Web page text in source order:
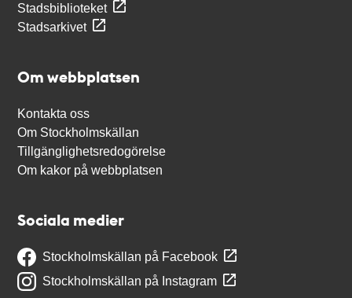
Stadsbiblioteket
Stadsarkivet
Om webbplatsen
Kontakta oss
Om Stockholmskällan
Tillgänglighetsredogörelse
Om kakor på webbplatsen
Sociala medier
Stockholmskällan på Facebook
Stockholmskällan på Instagram